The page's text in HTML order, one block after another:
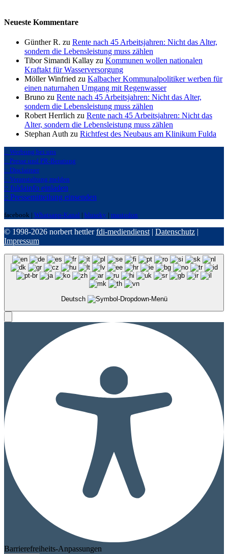
Neueste Kommentare
Günther R. zu Rente nach 45 Arbeitsjahren: Nicht das Alter,
sondern die Lebensleistung muss zählen
Tibor Simandi Kallay zu Kommunen wollen nationalen
Kraftakt für Wasserversorgung
Möller Winfried zu Kalbacher Kommunalpolitiker werben für
einen naturnahen Umgang mit Regenwasser
Bruno zu Rente nach 45 Arbeitsjahren: Nicht das Alter,
sondern die Lebensleistung muss zählen
Robert Herrlich zu Rente nach 45 Arbeitsjahren: Nicht das
Alter, sondern die Lebensleistung muss zählen
Stephan Auth zu Richtfest des Neubaus am Klinikum Fulda
:: Werbung bei uns
:: Presse und PR-Beratung
:: Disclaimer
:: Veranstaltung melden
:: fuldainfo einladen
:: Pressemitteilung einsenden
facebook | Whatsapp-Kanal | bluseky | mastodon
© 1998-2026 norbert hettlerfdi-mediendienst | Datenschutz |
Impressum
Deutsch
Barrierefreiheits-Anpassungen